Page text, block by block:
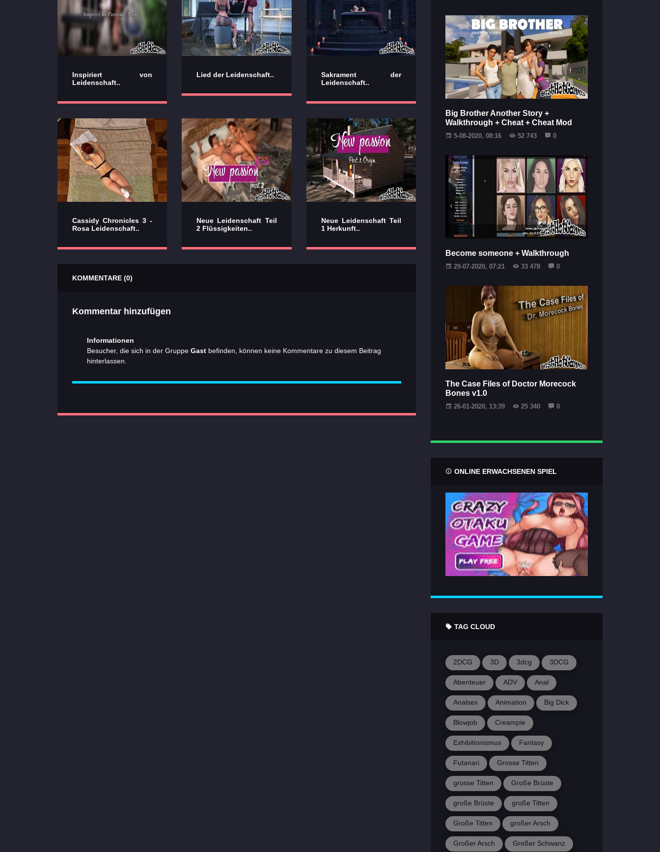
Inspiriert von
Leidenschaft..
Lied der Leidenschaft..
Sakrament der
Leidenschaft..
Cassidy Chronicles 3 -
Rosa Leidenschaft..
Neue Leidenschaft Teil
2 Flüssigkeiten..
Neue Leidenschaft Teil
1 Herkunft..
KOMMENTARE (0)
Kommentar hinzufügen
Informationen
Besucher, die sich in der Gruppe Gast befinden, können keine Kommentare zu diesem Beitrag
hinterlassen.
Big Brother Another Story +
Walkthrough + Cheat + Cheat Mod
5-08-2020, 08:16 52 743 0
Become someone + Walkthrough
29-07-2020, 07:21 33 478 0
The Case Files of Doctor Morecock
Bones v1.0
26-01-2020, 13:39 25 340 0
ONLINE ERWACHSENEN SPIEL
TAG CLOUD
2DCG 3D 3dcg 3DCG
Abenteuer ADV Anal
Analsex Animation Big Dick
Blowjob Creampie
Exhibitionismus Fantasy
Futanari Grosse Titten
grosse Titten Große Brüste
große Brüste große Titten
Große Titten großer Arsch
Großer Arsch Großer Schwanz